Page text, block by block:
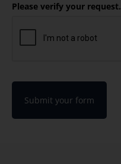
Please verify your request.
Submit your form